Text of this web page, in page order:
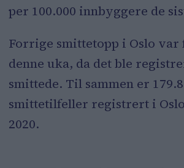
per 100.000 innbyggere de
Forrige smittetopp i Oslo var
denne uka, da det ble
smittede. Til sammen er
smittetilfeller registrert i
2020.